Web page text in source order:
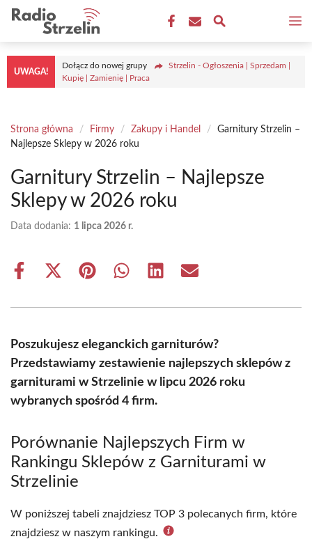
Przejdź
treści
UWAGA!
Dołącz do nowej grupy
Strzelin - Ogłoszenia | Sprzedam |
Kupię | Zamienię | Praca
Strona główna / Firmy / Zakupy i Handel /
Garnitury Strzelin –
Najlepsze Sklepy w 2026 roku
Garnitury Strzelin – Najlepsze
Sklepy w 2026 roku
Data dodania: 1 lipca 2026 r.
Share
Share
(Twitter)
Share Share Share Share
Poszukujesz eleganckich garniturów?
Przedstawiamy zestawienie najlepszych sklepów z
garniturami w Strzelinie w lipcu 2026 roku
wybranych spośród 4 firm.
Porównanie Najlepszych Firm w
Rankingu Sklepów z Garniturami w
Strzelinie
W poniższej tabeli znajdziesz TOP 3 polecanych firm, które
znajdziesz w naszym rankingu.